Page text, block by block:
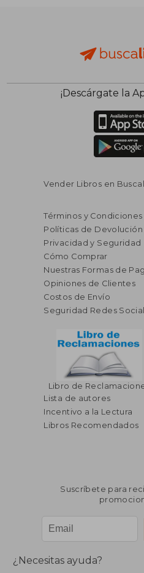
¡Descárgate la
Vender Libros en
Términos y Condiciones
Políticas de Devolución
Privacidad y Seguridad
Cómo Comprar
Nuestras Formas de
Opiniones de Clientes
Costos de Envío
Seguridad Redes
Libro de
Lista de autores
Incentivo a la Lectura
Libros Recomendados
Suscríbete para
¿Necesitas ayuda?